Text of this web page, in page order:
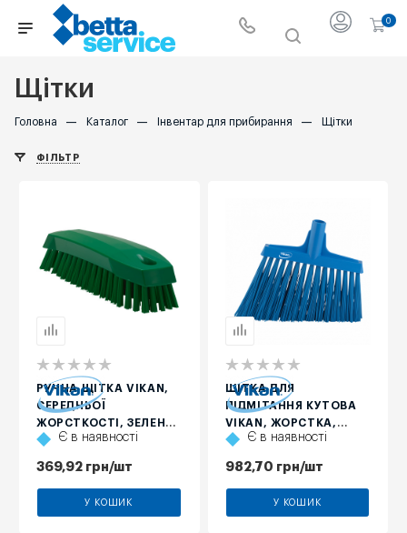
0
Щітки
Головна — Каталог — Інвентар для прибирання — Щітки
ФІЛЬТР
РУЧНА ЩІТКА VIKAN,
СЕРЕДНЬОЇ
ЖОРСТКОСТІ, ЗЕЛЕНА,
165 ММЄ в наявності
369,92 грн/шт
У КОШИК
ЩІТКА ДЛЯ
ПІДМІТАННЯ КУТОВА
VIKAN, ЖОРСТКА,
СИНЯ, 290 ММ
Є в наявності
982,70 грн/шт
У КОШИК